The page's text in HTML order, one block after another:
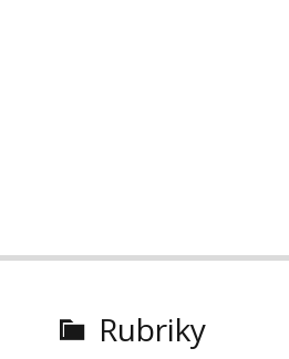
Rubriky